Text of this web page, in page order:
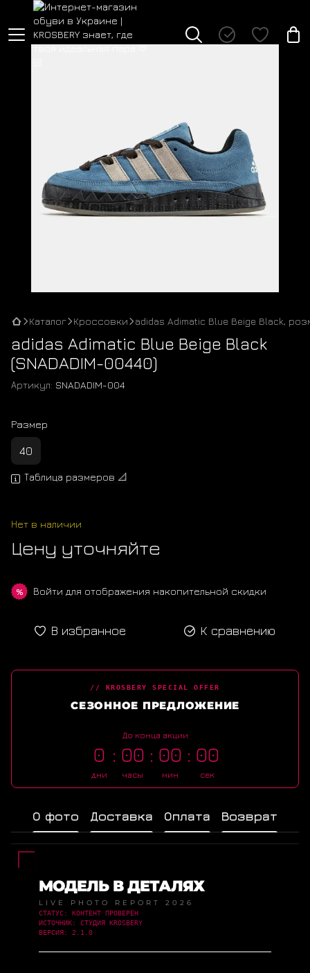
Каталог Кроссовки adidas Adimatic Blue Beige Black,
adidas Adimatic Blue Beige Black
(SNADADIM-00440)
Артикул: SNADADIM-004
Размер
40
Таблица размеров 📐
Нет в наличии
Цену уточняйте
% Войти для отображения накопительной скидки
В избранное К сравнению
// KROSBERY SPECIAL OFFER
СЕЗОННОЕ ПРЕДЛОЖЕНИЕ
До конца акции
0
дни
00
часы
00
мин
00
сек
О фото Доставка Оплата Возврат
МОДЕЛЬ В ДЕТАЛЯХ
LIVE PHOTO REPORT 2026
СТАТУС: КОНТЕНТ ПРОВЕРЕН
ИСТОЧНИК: СТУДИЯ KROSBERY
ВЕРСИЯ: 2.1.0